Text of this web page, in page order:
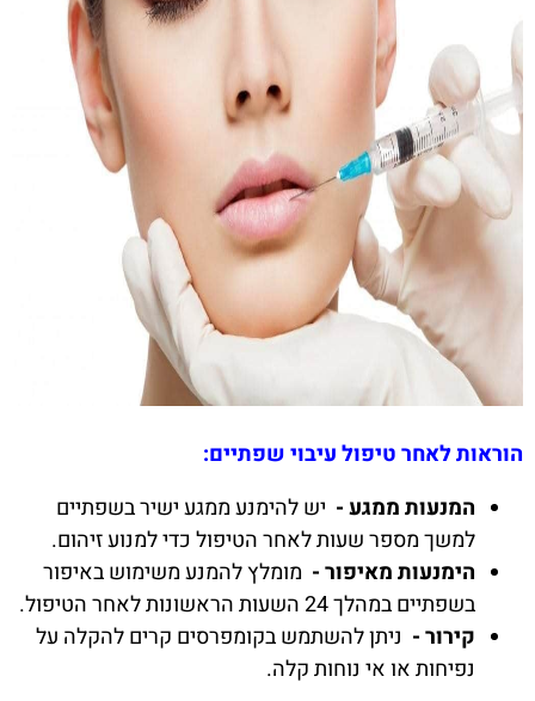
הוראות לאחר טיפול עיבוי שפתיים:
המנעות ממגע - יש להימנע ממגע ישיר בשפתיים
למשך מספר שעות לאחר הטיפול כדי למנוע זיהום.
הימנעות מאיפור - מומלץ להמנע משימוש באיפור
בשפתיים במהלך 24 השעות הראשונות לאחר הטיפול.
קירור - ניתן להשתמש בקומפרסים קרים להקלה על
נפיחות או אי נוחות קלה.